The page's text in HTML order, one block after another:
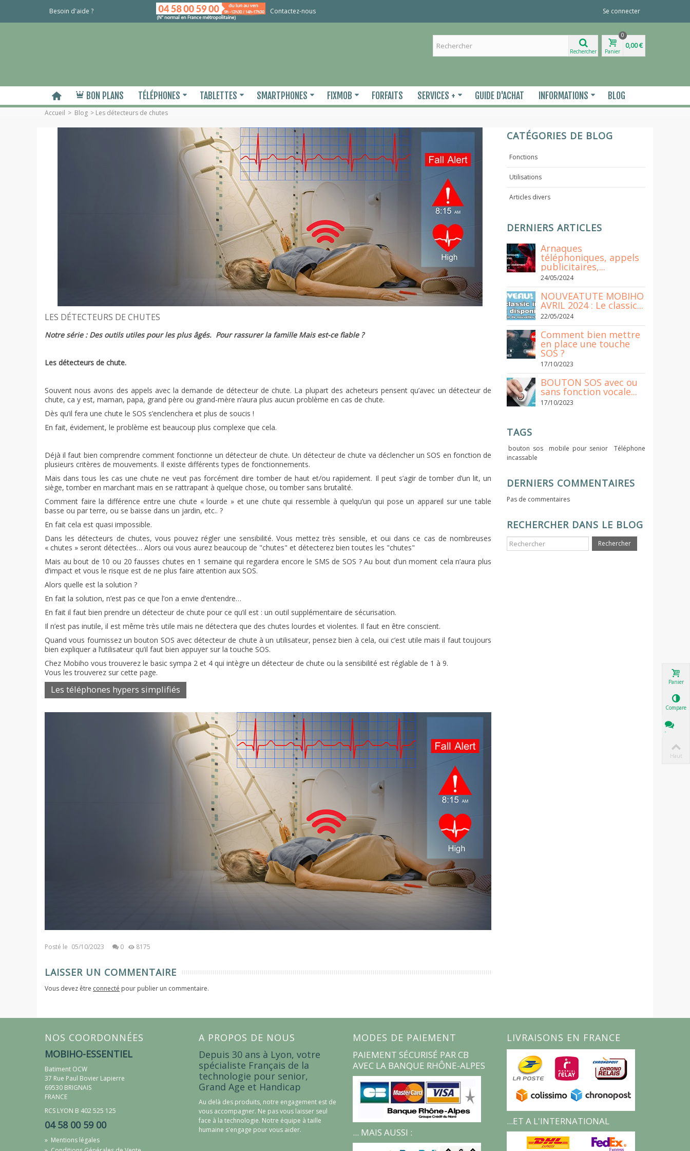
Se connecter
Besoin d'aide ? Contactez-nous
Rechercher Panier
0
0,00 €
BON PLANS TÉLÉPHONES TABLETTES SMARTPHONES FIXMOB FORFAITS SERVICES + GUIDE D'ACHAT INFORMATIONS BLOG
Accueil > Blog > Les détecteurs de chutes
LES DÉTECTEURS DE CHUTES
Notre série : Des outils utiles pour les plus âgés. Pour rassurer la famille Mais est-ce fiable ?
Les détecteurs de chute.
Souvent nous avons des appels avec la demande de détecteur de chute. La plupart des acheteurs pensent qu’avec un détecteur de
chute, ca y est, maman, papa, grand père ou grand-mère n’aura plus aucun problème en cas de chute.
Dès qu’il fera une chute le SOS s’enclenchera et plus de soucis !
En fait, évidement, le problème est beaucoup plus complexe que cela.
Déjà il faut bien comprendre comment fonctionne un détecteur de chute. Un détecteur de chute va déclencher un SOS en fonction de
plusieurs critères de mouvements. Il existe différents types de fonctionnements.
Mais dans tous les cas une chute ne veut pas forcément dire tomber de haut et/ou rapidement. Il peut s’agir de tomber d’un lit, un
siège, tomber en marchant mais en se rattrapant à quelque chose, ou tomber sans brutalité.
Comment faire la différence entre une chute « lourde » et une chute qui ressemble à quelqu’un qui pose un appareil sur une table
basse ou par terre, ou se baisse dans un jardin, etc.. ?
En fait cela est quasi impossible.
Dans les détecteurs de chutes, vous pouvez régler une sensibilité. Vous mettez très sensible, et oui dans ce cas de nombreuses
« chutes » seront détectées… Alors oui vous aurez beaucoup de "chutes" et détecterez bien toutes les "chutes"
Mais au bout de 10 ou 20 fausses chutes en 1 semaine qui regardera encore le SMS de SOS ? Au bout d’un moment cela n’aura plus
d’impact et vous le risque est de ne plus faire attention aux SOS.
Alors quelle est la solution ?
En fait la solution, n’est pas ce que l’on a envie d’entendre…
En fait il faut bien prendre un détecteur de chute pour ce qu’il est : un outil supplémentaire de sécurisation.
Il n’est pas inutile, il est même très utile mais ne détectera que des chutes lourdes et violentes. Il faut en être conscient.
Quand vous fournissez un bouton SOS avec détecteur de chute à un utilisateur, pensez bien à cela, oui c’est utile mais il faut toujours
bien expliquer a l’utilisateur qu’il faut bien appuyer sur la touche SOS.
Chez Mobiho vous trouverez le basic sympa 2 et 4 qui intègre un détecteur de chute ou la sensibilité est réglable de 1 à 9.
Vous les trouverez sur cette page.
Les téléphones hypers simplifiés
Posté le 05/10/2023 0 8175
LAISSER UN COMMENTAIRE
Vous devez être connecté pour publier un commentaire.
CATÉGORIES DE BLOG
Fonctions
Utilisations
Articles divers
DERNIERS ARTICLES
Arnaques
téléphoniques, appels
publicitaires,...
24/05/2024
NOUVEATUTE MOBIHO
AVRIL 2024 : Le classic...
22/05/2024
Comment bien mettre
en place une touche
SOS ?
17/10/2023
BOUTON SOS avec ou
sans fonction vocale...
17/10/2023
TAGS
bouton sos mobile pour senior
Téléphone
incassable
DERNIERS COMMENTAIRES
Pas de commentaires
RECHERCHER DANS LE BLOG
Rechercher
NOS COORDONNÉES
MOBIHO-ESSENTIEL
Batiment OCW
37 Rue Paul Bovier Lapierre
69530 BRIGNAIS
FRANCE
RCS LYON B 402 525 125
04 58 00 59 00
» Mentions légales
A PROPOS DE NOUS
Depuis 30 ans à Lyon, votre
spécialiste Français de la
technologie pour senior,
Grand Age et Handicap
Au delà des produits, notre engagement est de
vous accompagner. Ne pas vous laisser seul
face à la technologie. Notre équipe à taille
humaine s'engage pour vous aider.
MODES DE PAIEMENT
PAIEMENT SÉCURISÉ PAR CB
AVEC LA BANQUE RHÔNE-ALPES
... MAIS AUSSI :
LIVRAISONS EN FRANCE
...ET A L'INTERNATIONAL
Panier
Comparer
Tchat
Haut